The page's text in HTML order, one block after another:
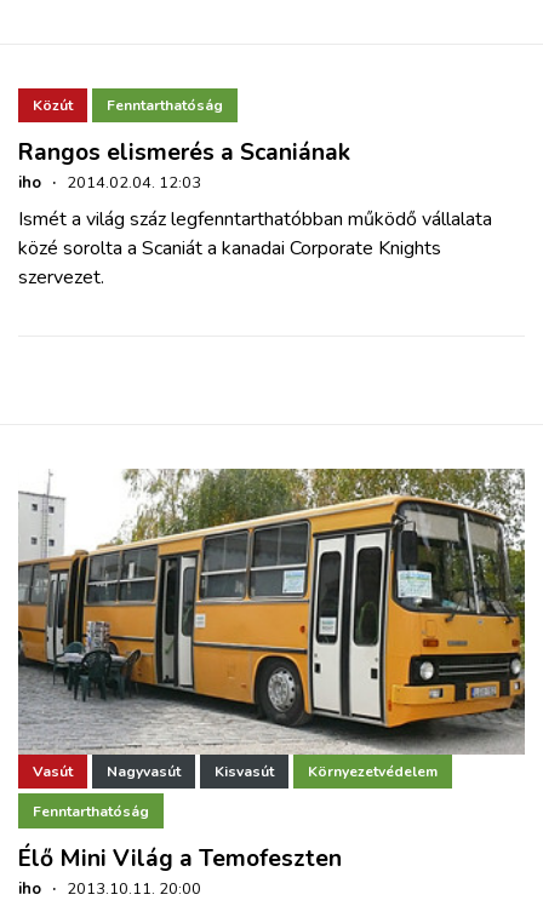
Közút Fenntarthatóság
Rangos elismerés a Scaniának
iho · 2014.02.04. 12:03
Ismét a világ száz legfenntarthatóbban működő vállalata
közé sorolta a Scaniát a kanadai Corporate Knights
szervezet.
Vasút Nagyvasút Kisvasút Környezetvédelem
Fenntarthatóság
Élő Mini Világ a Temofeszten
iho · 2013.10.11. 20:00